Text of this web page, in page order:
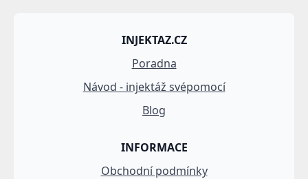
INJEKTAZ.CZ
Poradna
Návod - injektáž svépomocí
Blog
INFORMACE
Obchodní podmínky